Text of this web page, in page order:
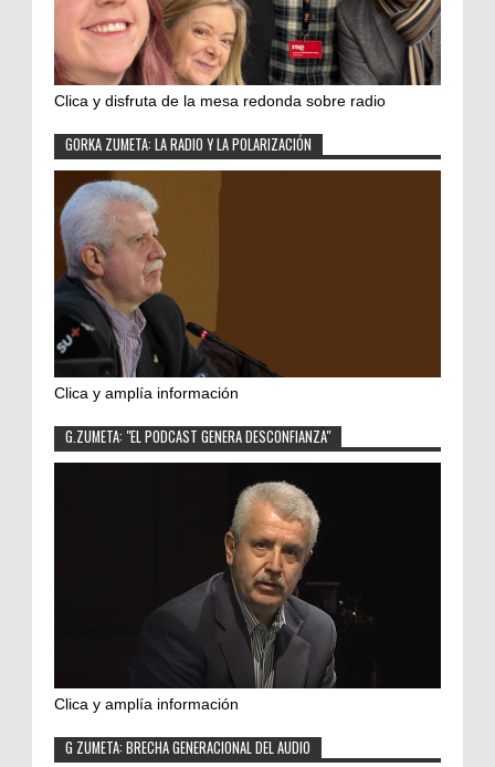
Clica y disfruta de la mesa redonda sobre radio
GORKA ZUMETA: LA RADIO Y LA POLARIZACIÓN
Clica y amplía información
G.ZUMETA: "EL PODCAST GENERA DESCONFIANZA"
Clica y amplía información
G ZUMETA: BRECHA GENERACIONAL DEL AUDIO